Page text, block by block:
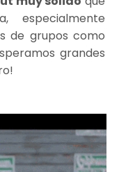
de grupos como
grandes